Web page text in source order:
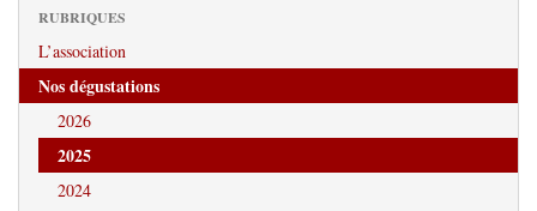
RUBRIQUES
L’association
Nos dégustations
2026
2025
2024